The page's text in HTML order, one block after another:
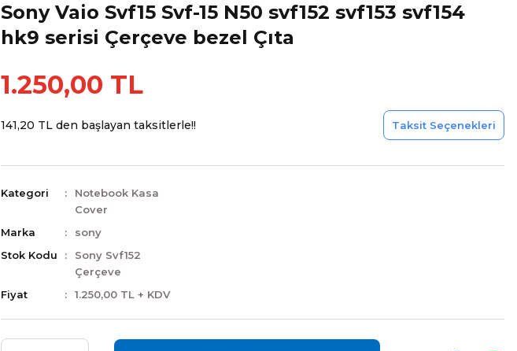
Sony Vaio Svf15 Svf-15 N50 svf152 svf153 svf154
hk9 serisi Çerçeve bezel Çıta
1.250,00 TL
141,20 TL den başlayan taksitlerle!! Taksit Seçenekleri
Kategori
Notebook Kasa
Cover
Marka
sony
Stok Kodu
Sony Svf152
Çerçeve
Fiyat
1.250,00 TL + KDV